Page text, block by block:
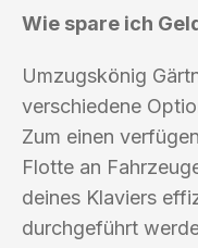
Wie spare ich
Umzugskönig
verschiedene
Zum einen
Flotte an
deines Klaviers
durchgeführt